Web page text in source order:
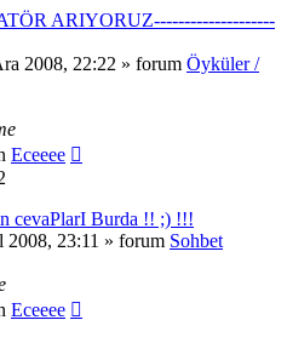
ARIYORUZ--------------------
2008, 22:22 » forum Öyküler /
Eceeee
cevaPlarI Burda !! ;) !!!
2008, 23:11 » forum Sohbet
Eceeee